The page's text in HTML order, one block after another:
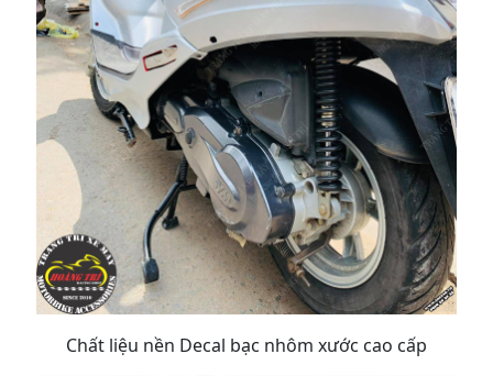
Chất liệu nền Decal bạc nhôm xước cao cấp